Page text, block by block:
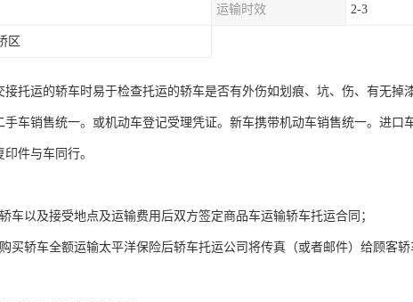
运输时效 2-3
区
托运的轿车时易于检查托运的轿车是否有外伤如划痕、坑、伤、有无掉
车销售统一。或机动车登记受理凭证。新车携带机动车销售统一。进口
件与车同行。
车以及接受地点及运输费用后双方签定商品车运输轿车托运合同；
买轿车全额运输太平洋保险后轿车托运公司将传真（或者邮件）给顾客